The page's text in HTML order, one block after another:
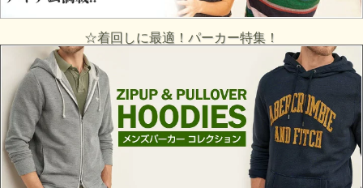
☆着回しに最適！パーカー特集！